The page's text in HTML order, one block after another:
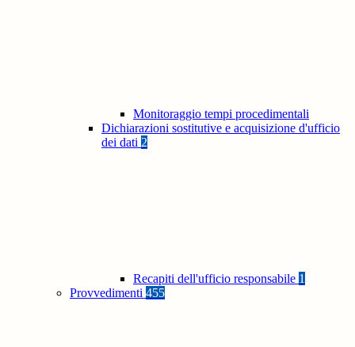
Monitoraggio tempi procedimentali
Dichiarazioni sostitutive e acquisizione d'ufficio
dei dati 2
Recapiti dell'ufficio responsabile 1
Provvedimenti 455